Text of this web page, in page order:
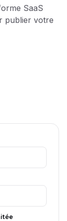
SaaS
publier votre